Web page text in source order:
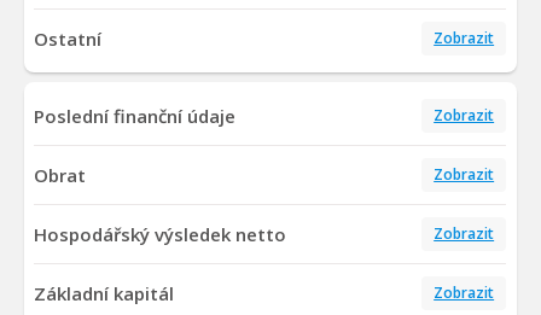
Ostatní Zobrazit
Poslední finanční údaje Zobrazit
Obrat Zobrazit
Hospodářský výsledek netto Zobrazit
Základní kapitál Zobrazit